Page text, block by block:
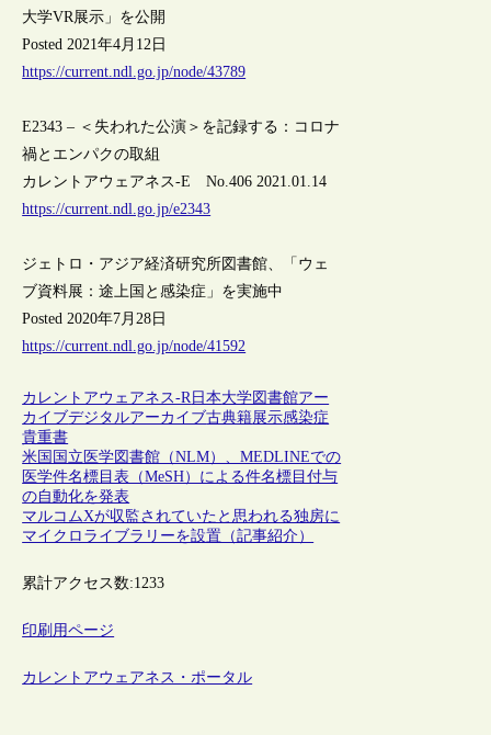
大学VR展示」を公開
Posted 2021年4月12日
https://current.ndl.go.jp/node/43789
E2343 – ＜失われた公演＞を記録する：コロナ
禍とエンパクの取組
カレントアウェアネス-E No.406 2021.01.14
https://current.ndl.go.jp/e2343
ジェトロ・アジア経済研究所図書館、「ウェ
ブ資料展：途上国と感染症」を実施中
Posted 2020年7月28日
https://current.ndl.go.jp/node/41592
カレントアウェアネス-R 日本大学図書館アー
カイブデジタルアーカイブ古典籍展示感染症
貴重書
米国国立医学図書館（NLM）、MEDLINEでの
医学件名標目表（MeSH）による件名標目付与
の自動化を発表
マルコムXが収監されていたと思われる独房に
マイクロライブラリーを設置（記事紹介）
累計アクセス数:1233
印刷用ページ
カレントアウェアネス・ポータル